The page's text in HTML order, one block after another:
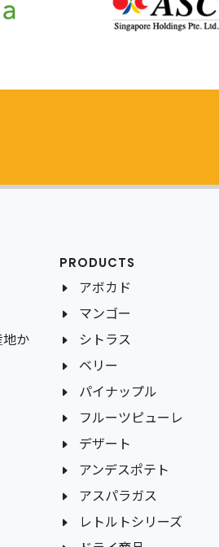
か
PRODUCTS
アボカド
マンゴー
シトラス
ベリー
パイナップル
フルーツピューレ
デザート
アンデスポテト
アスパラガス
レトルトシリーズ